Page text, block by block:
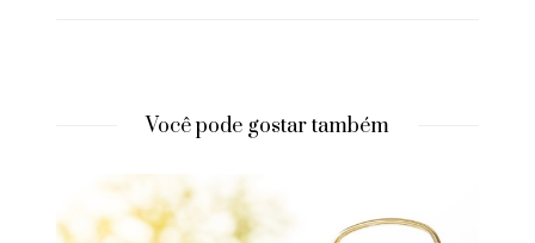
Você pode gostar também